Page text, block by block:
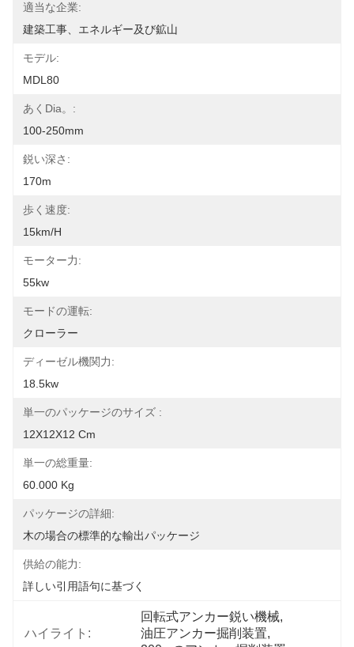
適当な企業:
建築工事、エネルギー及び鉱山
モデル:
MDL80
あくDia。:
100-250mm
鋭い深さ:
170m
歩く速度:
15km/h
モーター力:
55kw
モードの運転:
クローラー
ディーゼル機関力:
18.5kw
単一のパッケージのサイズ :
12X12X12 Cm
単一の総重量:
60.000 Kg
パッケージの詳細:
木の場合の標準的な輸出パッケージ
供給の能力:
詳しい引用語句に基づく
ハイライト:
回転式アンカー鋭い機械,
油圧アンカー掘削装置,